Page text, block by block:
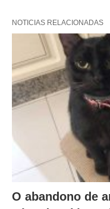
NOTICIAS RELACIONADAS
O abandono de